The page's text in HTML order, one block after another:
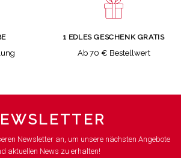
1 EDLES GESCHENK GRATIS
Ab 70 € Bestellwert
Newsletter an, um unsere nächsten Angebote
aktuellen News zu erhalten!